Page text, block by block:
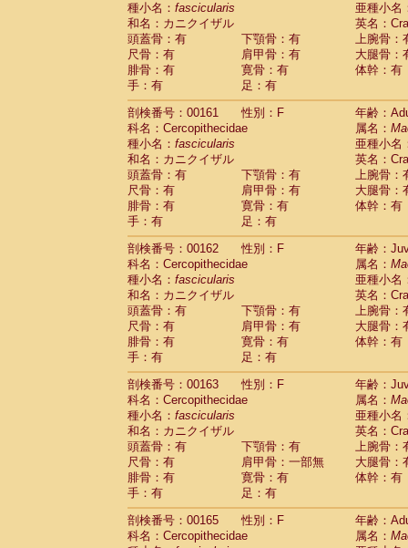
種小名： fascicularis
亜種小名
和名：カニクイザル
英名：
頭蓋骨：有
下顎骨：有
上腕骨：
尺骨：有
肩甲骨：有
大腿骨：
腓骨：有
寛骨：有
体幹：有
手：有
足：有
剖検番号：00161
性別：F
年齢：
科名：Cercopithecidae
属名：
種小名： fascicularis
亜種小名
和名：カニクイザル
英名：
頭蓋骨：有
下顎骨：有
上腕骨：
尺骨：有
肩甲骨：有
大腿骨：
腓骨：有
寛骨：有
体幹：有
手：有
足：有
剖検番号：00162
性別：F
年齢：
科名：Cercopithecidae
属名：
種小名： fascicularis
亜種小名
和名：カニクイザル
英名：
頭蓋骨：有
下顎骨：有
上腕骨：
尺骨：有
肩甲骨：有
大腿骨：
腓骨：有
寛骨：有
体幹：有
手：有
足：有
剖検番号：00163
性別：F
年齢：
科名：Cercopithecidae
属名：
種小名： fascicularis
亜種小名
和名：カニクイザル
英名：
頭蓋骨：有
下顎骨：有
上腕骨：
尺骨：有
肩甲骨：一部無
大腿骨：
腓骨：有
寛骨：有
体幹：有
手：有
足：有
剖検番号：00165
性別：F
年齢：
科名：Cercopithecidae
属名：